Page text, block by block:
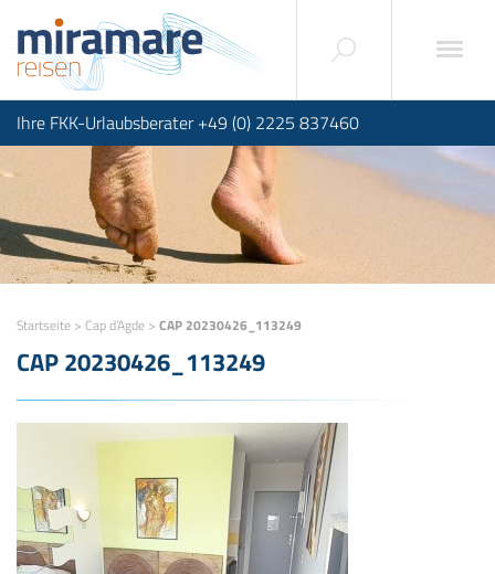
Ihre FKK-Urlaubsberater +49 (0) 2225 837460
Startseite > Cap d’Agde > CAP 20230426_113249
CAP 20230426_113249